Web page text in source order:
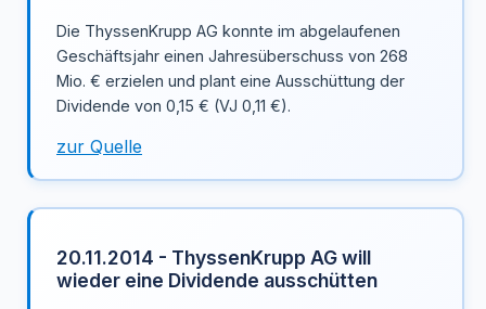
Die ThyssenKrupp AG konnte im abgelaufenen
Geschäftsjahr einen Jahresüberschuss von 268
Mio. € erzielen und plant eine Ausschüttung der
Dividende von 0,15 € (VJ 0,11 €).
zur Quelle
20.11.2014 - ThyssenKrupp AG will
wieder eine Dividende ausschütten